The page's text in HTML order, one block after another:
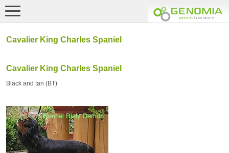
Cavalier King Charles Spaniel
Cavalier King Charles Spaniel
Black and tan (BT)